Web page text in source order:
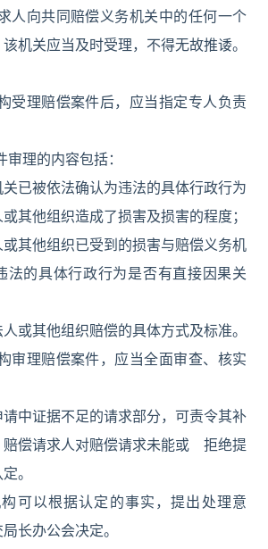
人向共同赔偿义务机关中的任何一个
机关应当及时受理，不得无故推诿。
受理赔偿案件后，应当指定专人负责
理的内容包括：
关已被依法确认为违法的具体行政行为
其他组织造成了损害及损害的程度；
或其他组织已受到的损害与赔偿义务机
法的具体行政行为是否有直接因果关
人或其他组织赔偿的具体方式及标准。
审理赔偿案件，应当全面审查、核实
中证据不足的请求部分，可责令其补
赔偿请求人对赔偿请求未能或 拒绝提
。
可以根据认定的事实，提出处理意
长办公会决定。